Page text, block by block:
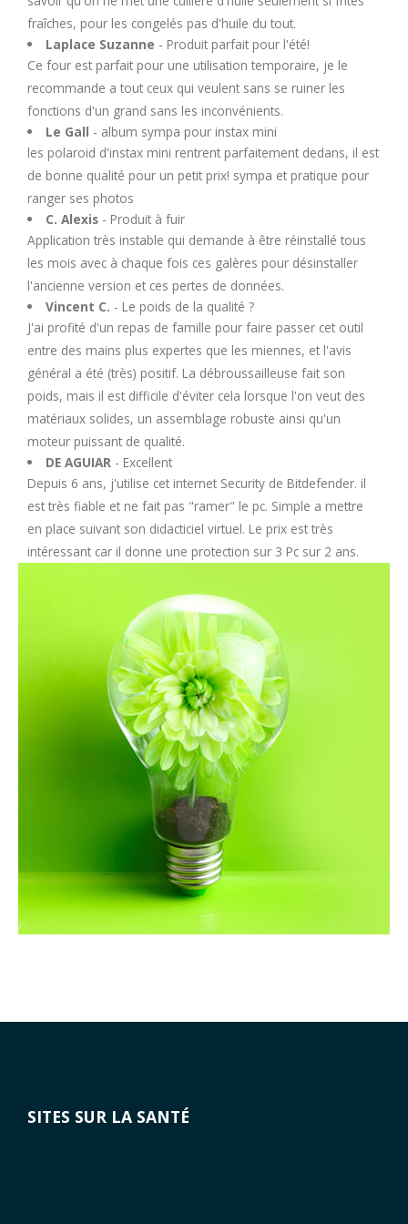
fraîches, pour les congelés pas d'huile du tout.
Laplace Suzanne - Produit parfait pour l'été!
Ce four est parfait pour une utilisation temporaire, je le
recommande a tout ceux qui veulent sans se ruiner les
fonctions d'un grand sans les inconvénients.
Le Gall - album sympa pour instax mini
les polaroid d'instax mini rentrent parfaitement dedans, il est
de bonne qualité pour un petit prix! sympa et pratique pour
ranger ses photos
C. Alexis- Produit à fuir
Application très instable qui demande à être réinstallé tous
les mois avec à chaque fois ces galères pour désinstaller
l'ancienne version et ces pertes de données.
Vincent C. - Le poids de la qualité ?
J'ai profité d'un repas de famille pour faire passer cet outil
entre des mains plus expertes que les miennes, et l'avis
général a été (très) positif. La débroussailleuse fait son
poids, mais il est difficile d'éviter cela lorsque l'on veut des
matériaux solides, un assemblage robuste ainsi qu'un
moteur puissant de qualité.
DE AGUIAR- Excellent
Depuis 6 ans, j'utilise cet internet Security de Bitdefender. il
est très fiable et ne fait pas "ramer" le pc. Simple a mettre
en place suivant son didacticiel virtuel. Le prix est très
intéressant car il donne une protection sur 3 Pc sur 2 ans.
SITES SUR LA SANTÉ